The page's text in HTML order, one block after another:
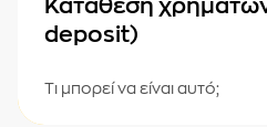
Κατάθεση
deposit)
Τι μπορεί να είναι αυτό;